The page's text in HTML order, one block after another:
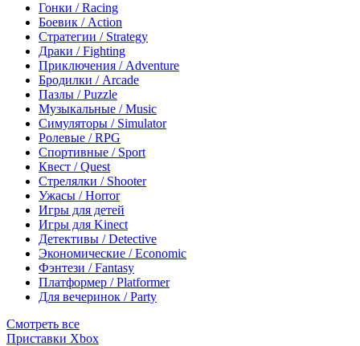
Гонки / Racing
Боевик / Action
Стратегии / Strategy
Драки / Fighting
Приключения / Adventure
Бродилки / Arcade
Пазлы / Puzzle
Музыкальные / Music
Симуляторы / Simulator
Ролевые / RPG
Спортивные / Sport
Квест / Quest
Стрелялки / Shooter
Ужасы / Horror
Игры для детей
Игры для Kinect
Детективы / Detective
Экономические / Economic
Фэнтези / Fantasy
Платформер / Platformer
Для вечеринок / Party
Смотреть все
Приставки Xbox